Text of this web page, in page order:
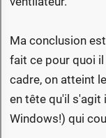
Ma conclusion
fait ce pour quoi
cadre, on atteint
en tête qu'il s'agit
Windows!) qui